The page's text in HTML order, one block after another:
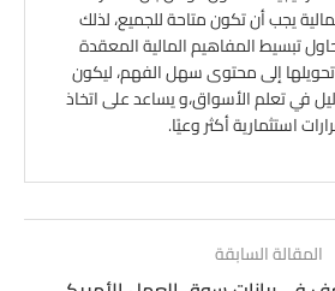
يجب أن تكون متاحة للجميع، لذلك
تبسيط المفاهيم المالية المعقدة
إلى محتوى سهل الفهم، ليكون
في تعلم الأسواق،و يساعد على اتخاذ
استثمارية أكثر وعيًا.
المقالة السابقة